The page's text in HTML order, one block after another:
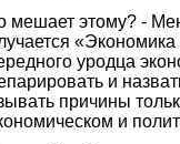
мешает этому? -
уродца
и
причины
и